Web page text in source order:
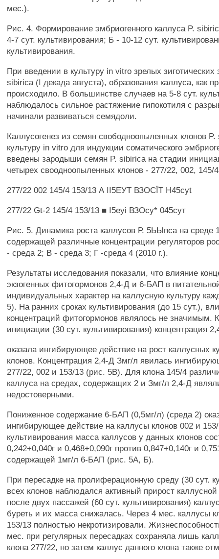
мес.).
Рис. 4. Формирование эмбриогенного каллуса P.
4-7 сут. культивирования; Б - 10-12 сут.
культивирования.
При введении в культуру in vitro зрелых
sibirica (I декада августа), образования каллуса, как
происходило. В большинстве случаев на 5-8 сут.
наблюдалось сильное растяжение гипокотиля с
начинали развиваться семядоли.
Каллусогенез из семян свободноопыленных клонов
культуру in vitro для индукции соматического
введены зародыши семян P. sibirica на стадии
четырех своодноопыленных клонов - 277/22, 002, 145/
277/22 002 145/4 153/13 А ІІ5ЕУТ ВЗОСЇТ H45cyt
277/22 Gt-2 145/4 153/13 ■ І5еуі ВЗОсу* 045сут
Рис. 5. Динамика роста каллусов Р. 5ЬЫпса на среде
содержащей различные концентрации регуляторов
- среда 2; В - среда 3; Г -среда 4 (2010 г.).
Результаты исследования показали, что влияние
экзогенных фитогормонов 2,4-Д и 6-БАП в
индивидуальных характер на каллусную культуру
5). На ранних сроках культивирования (до 15 сут.),
концентраций фитогормонов являлось не значимым.
инициации (30 сут. культивирования) концентрация
оказала ингибирующее действие на рост каллусных
клонов. Концентрация 2,4-Д Змг/л явилась
277/22, 002 и 153/13 (рис. 5В). Для клона 145/4
каллуса на средах, содержащих 2 и Змг/л 2,4-Д
недостоверными.
Пониженное содержание 6-БАП (0,5мг/л) (среда 2)
ингибирующее действие на каллусы клонов 002 и
культивирования масса каллусов у данных клонов
0,242+0,040г и 0,468+0,090г против 0,847+0,140г и
содержащей 1мг/л 6-БАП (рис. 5А, Б).
При пересадке на пролиферационную среду (30 сут.
всех клонов наблюдался активный прирост
после двух пассажей (60 сут. культивирования)
буреть и их масса снижалась. Через 4 мес. каллусы
153/13 полностью некротизировали.
мес. при регулярных пересадках сохраняла лишь
клона 277/22, но затем каллус данного клона также